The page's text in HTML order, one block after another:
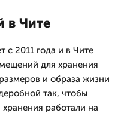
в Чите
с 2011 года и в Чите
для хранения
и образа жизни
так, чтобы
работали на